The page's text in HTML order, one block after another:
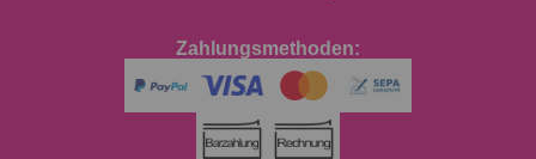
Zahlungsmethoden: